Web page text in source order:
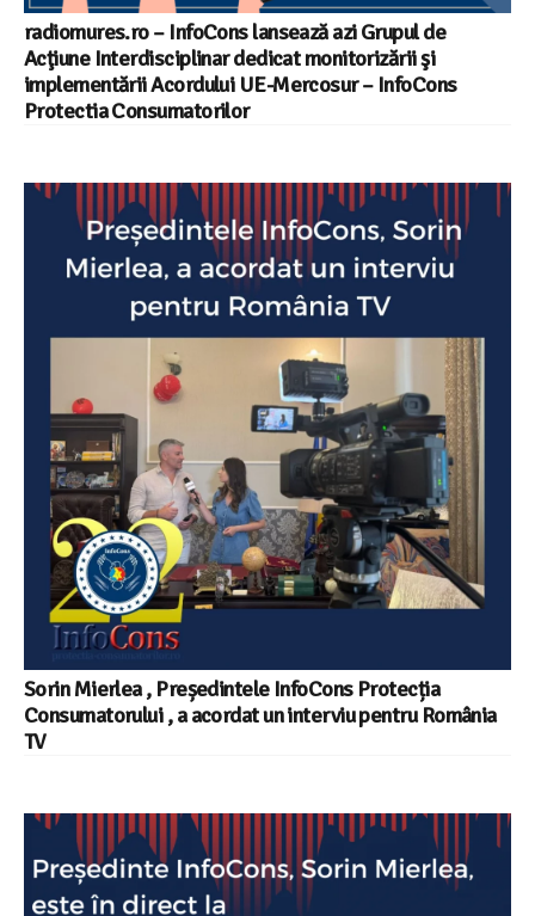
radiomures.ro – InfoCons lansează azi Grupul de
Acţiune Interdisciplinar dedicat monitorizării şi
implementării Acordului UE-Mercosur – InfoCons
Protectia Consumatorilor
Sorin Mierlea , Președintele InfoCons Protecția
Consumatorului , a acordat un interviu pentru România
TV